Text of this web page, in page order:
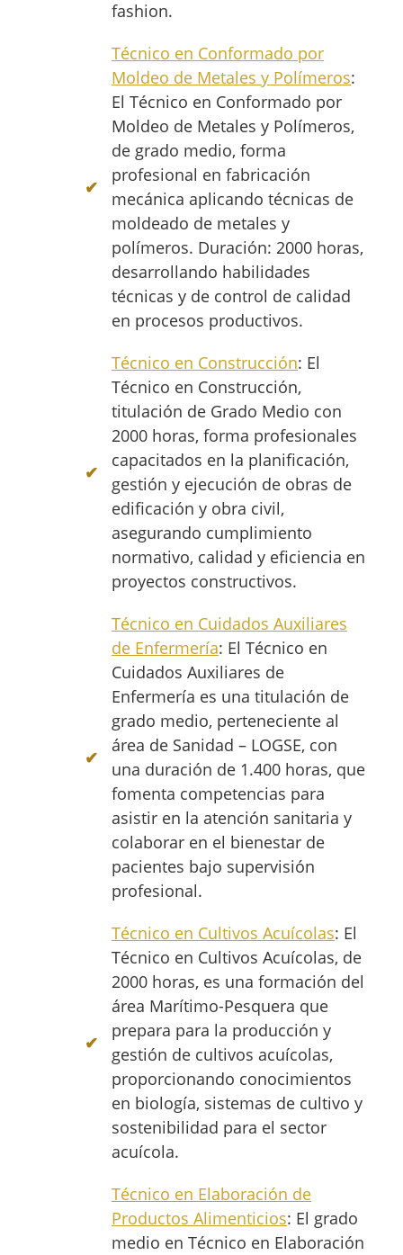
fashion.
Técnico en Conformado por
Moldeo de Metales y Polímeros:
El Técnico en Conformado por
Moldeo de Metales y Polímeros,
de grado medio, forma
profesional en fabricación
mecánica aplicando técnicas de
moldeado de metales y
polímeros. Duración: 2000 horas,
desarrollando habilidades
técnicas y de control de calidad
en procesos productivos.
Técnico en Construcción: El
Técnico en Construcción,
titulación de Grado Medio con
2000 horas, forma profesionales
capacitados en la planificación,
gestión y ejecución de obras de
edificación y obra civil,
asegurando cumplimiento
normativo, calidad y eficiencia en
proyectos constructivos.
Técnico en Cuidados Auxiliares
de Enfermería: El Técnico en
Cuidados Auxiliares de
Enfermería es una titulación de
grado medio, perteneciente al
área de Sanidad – LOGSE, con
una duración de 1.400 horas, que
fomenta competencias para
asistir en la atención sanitaria y
colaborar en el bienestar de
pacientes bajo supervisión
profesional.
Técnico en Cultivos Acuícolas: El
Técnico en Cultivos Acuícolas, de
2000 horas, es una formación del
área Marítimo-Pesquera que
prepara para la producción y
gestión de cultivos acuícolas,
proporcionando conocimientos
en biología, sistemas de cultivo y
sostenibilidad para el sector
acuícola.
Técnico en Elaboración de
Productos Alimenticios: El grado
medio en Técnico en Elaboración